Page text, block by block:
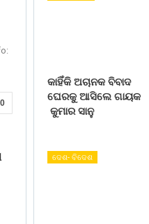
0
କାହିଁକି ଅଚାନକ ବିବାଦ
ଘେରକୁ ଆସିଲେ ଗାୟକ
କୁମାର ସାନୁ
ଦେଶ- ବିଦେଶ